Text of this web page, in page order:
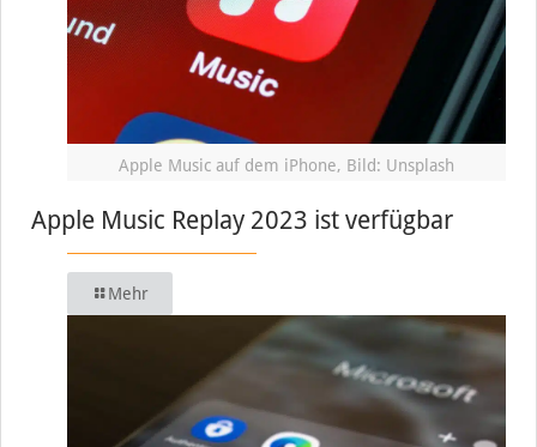
Apple Music auf dem iPhone, Bild: Unsplash
Apple Music Replay 2023 ist verfügbar
Mehr